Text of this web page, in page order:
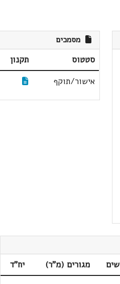
מסמכים
סטטוס תקנון
אישור/תוקף
מגורים (מ"ר)
יח"ד